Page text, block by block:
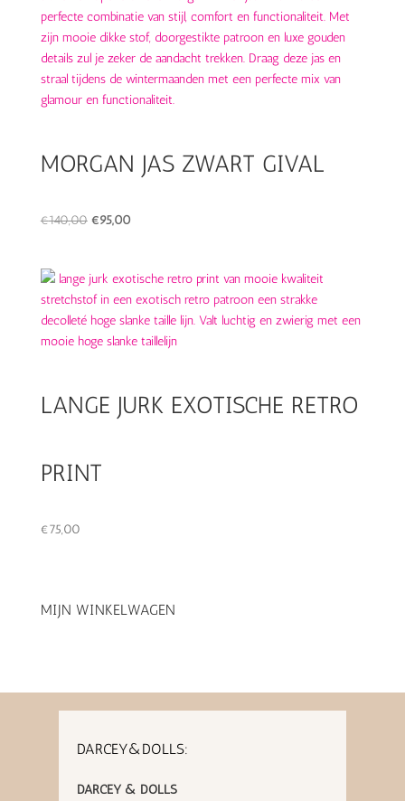
MORGAN JAS ZWART GIVAL
€140,00 Oorspronkelijke
€140,00.
€95,00Huidige
€95,00.
LANGE JURK EXOTISCHE RETRO
PRINT
€75,00
MIJN WINKELWAGEN
DARCEY&DOLLS:
DARCEY & DOLLS